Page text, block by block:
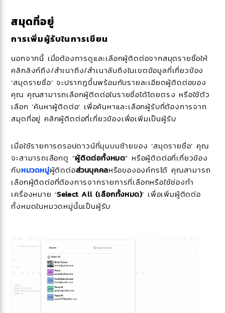
สมุดที่อยู่
การเพิ่มผู้รับในการเขียน
นอกจากนี้ เมื่อต้องการดูและเลือกผู้ติดต่อจากสมุดรายชื่อให้
คลิกลิงก์ถึง/สำเนาถึง/สำเนาลับถึงในเขตข้อมูลที่เกี่ยวข้อง
‘สมุดรายชื่อ’ จะปรากฏขึ้นพร้อมกับรายละเอียดผู้ติดต่อของ
คุณ คุณสามารถเลือกผู้ติดต่อในรายชื่อได้โดยตรง หรือใช้ตัว
เลือก ‘ค้นหาผู้ติดต่อ’ เพื่อค้นหาและเลือกผู้รับที่ต้องการจาก
สมุดที่อยู่ คลิกผู้ติดต่อที่เกี่ยวข้องเพื่อเพิ่มเป็นผู้รับ
เมื่อใช้รายการดรอปดาวน์ที่มุมบนซ้ายของ ‘สมุดรายชื่อ’ คุณ
จะสามารถเลือกดู “ผู้ติดต่อทั้งหมด” หรือผู้ติดต่อที่เกี่ยวข้อง
กับหมวดหมู่ผู้ติดต่อส่วนบุคคลหรือขององค์กรได้ คุณสามารถ
เลือกผู้ติดต่อที่ต้องการจากรายการที่เลือกหรือใช้ช่องทำ
เครื่องหมาย ‘Select All (เลือกทั้งหมด)’ เพื่อเพิ่มผู้ติดต่อ
ทั้งหมดในหมวดหมู่นั้นเป็นผู้รับ